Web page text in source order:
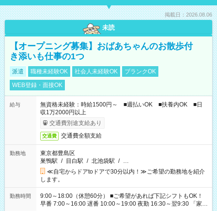
掲載日：2026.08.06
未読
【オープニング募集】おばあちゃんのお散歩付
き添いも仕事の1つ
派遣 職種未経験OK 社会人未経験OK
ブランクOK
WEB登録・面接OK
給与
無資格未経験：時給1500円～ ■週払いOK ■扶養内OK ■日
収1万2000円以上
交通費別途支給あり
交通費 交通費全額支給
勤務地
東京都豊島区
巣鴨駅 / 目白駅 / 北池袋駅 / …
≪自宅からドアtoドアで30分以内！≫ご希望の勤務地を紹介
します。
勤務時間
9:00～18:00（休憩60分） ■ご希望があれば下記シフトもOK！
早番 7:00～16:00 遅番 10:00～19:00 夜勤 16:30～翌9:30 「家族